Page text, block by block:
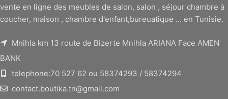
vente en ligne des meubles de salon, salon , séjour chambre à
coucher, maison , chambre d'enfant,bureuatique ... en Tunisie.
Mnihla km 13 route de Bizerte Mnihla ARIANA Face AMEN
BANK
telephone:70 527 62 ou 58374293 / 58374294
contact.boutika.tn@gmail.com